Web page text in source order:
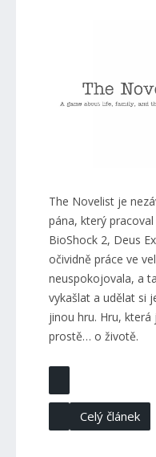
The Novelist je
pána, který
BioShock 2, Deus
očividně práce ve
neuspokojovala, a
vykašlat a udělat si
jinou hru. Hru,
prostě… o životě.
Celý článek